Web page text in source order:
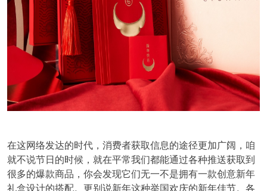
在这网络发达的时代，消费者获取信息的途径更加广阔，咱
就不说节日的时候，就在平常我们都能通过各种推送获取到
很多的爆款商品，你会发现它们无一不是拥有一款创意新年
礼盒设计的搭配。更别说新年这种举国欢庆的新年佳节。各